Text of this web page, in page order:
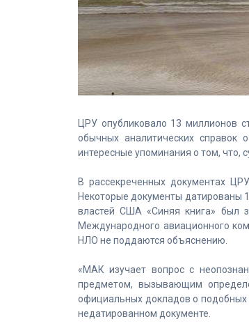
ЦРУ опубликовало 13 миллионов
обычных аналитических справок
интересные упоминания о том, что,
В рассекреченных документах
Некоторые документы датированы
властей США «Синяя книга» был
Международного авиационного
НЛО не поддаются объяснению.
«МАК изучает вопрос с
предметом, вызывающим
официальных докладов о подобных
недатированном документе.